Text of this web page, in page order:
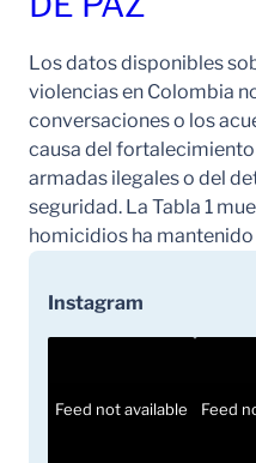
Los datos disponibles
violencias en Colombia
conversaciones o los
causa del
armadas ilegales o del
seguridad. La Tabla 1
homicidios ha
Instagram
Feed not available Feed